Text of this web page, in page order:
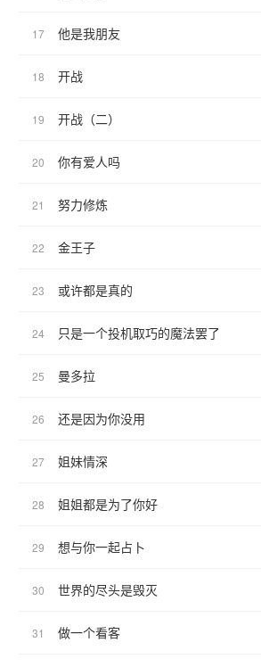
17 他是我朋友
18 开战
19 开战（二）
20 你有爱人吗
21 努力修炼
22 金王子
23 或许都是真的
24 只是一个投机取巧的魔法罢了
25 曼多拉
26 还是因为你没用
27 姐妹情深
28 姐姐都是为了你好
29 想与你一起占卜
30 世界的尽头是毁灭
31 做一个看客